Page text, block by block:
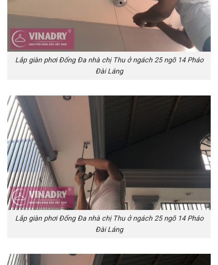
Lắp giàn phơi Đống Đa nhà chị Thu ở ngách 25 ngõ 14 Pháo
Đài Láng
Lắp giàn phơi Đống Đa nhà chị Thu ở ngách 25 ngõ 14 Pháo
Đài Láng